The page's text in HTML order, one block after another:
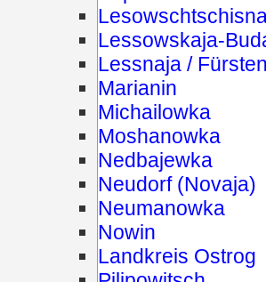
Lessowskaja-
Lessnaja /
Marianin
Michailowka
Moshanowka
Nedbajewka
Neudorf (Novaja)
Neumanowka
Nowin
Landkreis Ostrog